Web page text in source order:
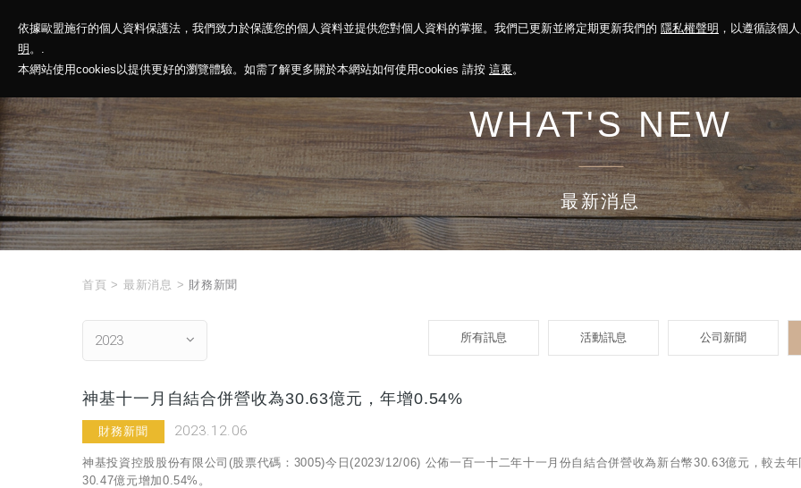
依據歐盟施行的個人資料保護法，我們致力於保護您的個人資料並提供您對個人資料的掌握。我們已更新並將定期更新我們的 隱私權聲明 ，以遵循該個
明 。.
本網站使用cookies以提供更好的瀏覽體驗。如需了解更多關於本網站如何使用cookies 請按 這裏。
神基投控 解決方案 永續報告 投資人關係 菁英招募 最新消息
WHAT'S NEW
最新消息
首頁 > 最新消息 > 財務新聞
2023 所有訊息 活動訊息 公司新聞
神基十一月自結合併營收為30.63億元，年增0.54%
財務新聞 2023.12.06
神基投資控股股份有限公司(股票代碼：3005)今日(2023/12/06) 公佈一百一十二年十一月份自結合併營收為新台幣30.63億元，較去年
30.47億元增加0.54%。